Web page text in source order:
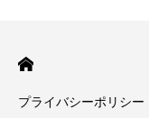
プライバシーポリシー